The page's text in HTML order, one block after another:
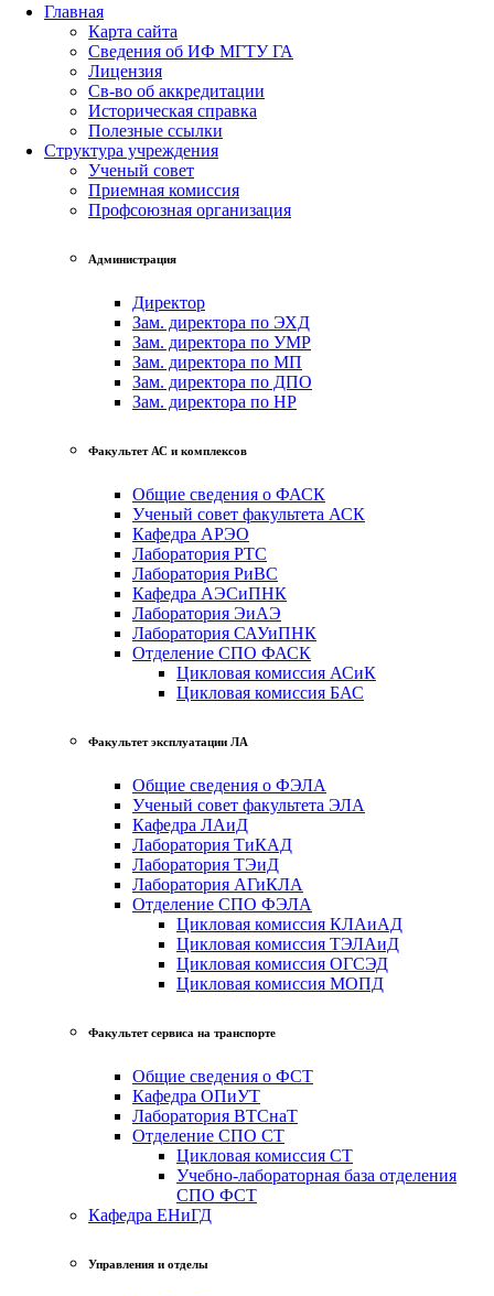
Главная
Карта сайта
Сведения об ИФ МГТУ ГА
Лицензия
Св-во об аккредитации
Историческая справка
Полезные ссылки
Структура учреждения
Ученый совет
Приемная комиссия
Профсоюзная организация
Администрация
Директор
Зам. директора по ЭХД
Зам. директора по УМР
Зам. директора по МП
Зам. директора по ДПО
Зам. директора по НР
Факультет АС и комплексов
Общие сведения о ФАСК
Ученый совет факультета АСК
Кафедра АРЭО
Лаборатория РТС
Лаборатория РиВС
Кафедра АЭСиПНК
Лаборатория ЭиАЭ
Лаборатория САУиПНК
Отделение СПО ФАСК
Цикловая комиссия АСиК
Цикловая комиссия БАС
Факультет эксплуатации ЛА
Общие сведения о ФЭЛА
Ученый совет факультета ЭЛА
Кафедра ЛАиД
Лаборатория ТиКАД
Лаборатория ТЭиД
Лаборатория АГиКЛА
Отделение СПО ФЭЛА
Цикловая комиссия КЛАиАД
Цикловая комиссия ТЭЛАиД
Цикловая комиссия ОГСЭД
Цикловая комиссия МОПД
Факультет сервиса на транспорте
Общие сведения о ФСТ
Кафедра ОПиУТ
Лаборатория ВТСнаТ
Отделение СПО СТ
Цикловая комиссия СТ
Учебно-лабораторная база отделения
СПО ФСТ
Кафедра ЕНиГД
Управления и отделы